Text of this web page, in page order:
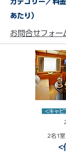
カテゴリー／料
あたり）
お問合せフォー
<キャビ
2名1
<